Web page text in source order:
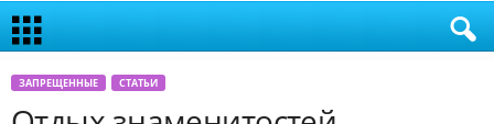
ЗАПРЕЩЕННЫЕ СТАТЬИ